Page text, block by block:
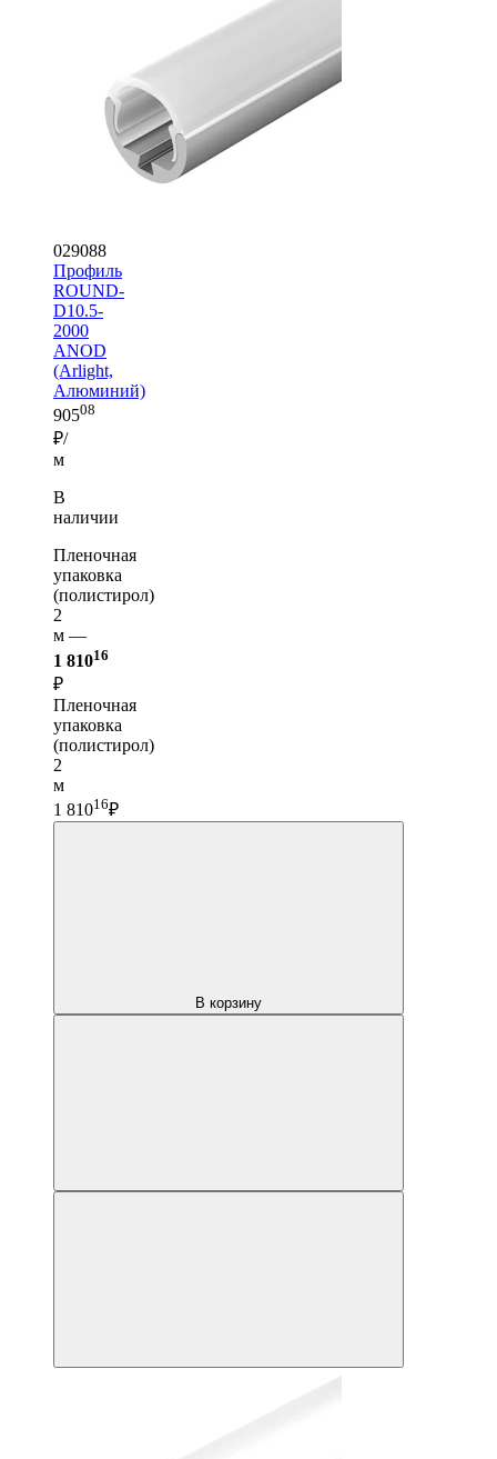
029088
Профиль
ROUND-
D10.5-
2000
ANOD
(Arlight,
Алюминий)
90508
₽/
м
В
наличии
Пленочная
упаковка
(полистирол)
2
м —
1 81016
₽
Пленочная
упаковка
(полистирол)
2
м
1 81016₽
В корзину